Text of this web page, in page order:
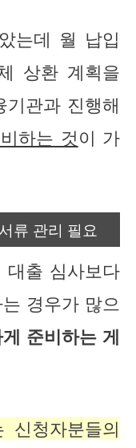
는데 월 납입
상환 계획을
관과 진행해
하는 것이 가
류 관리 필요
대출 심사보다
경우가 많으
준비하는 게
신청자분들의